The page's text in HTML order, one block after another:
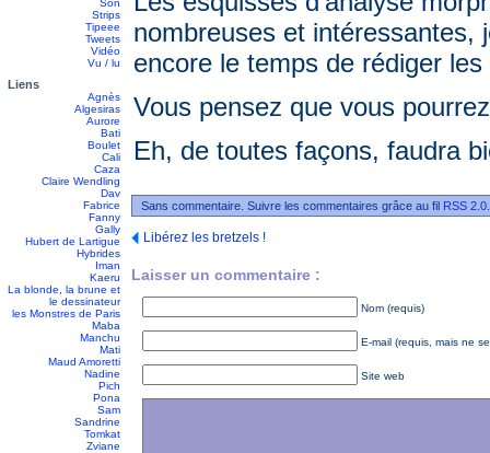
Son
Strips
Tipeee
Tweets
Vidéo
Vu / lu
Liens
Agnès
Algesiras
Aurore
Bati
Boulet
Cali
Caza
Claire Wendling
Dav
Fabrice
Fanny
Gally
Hubert de Lartigue
Hybrides
Iman
Kaeru
La blonde, la brune et
le dessinateur
les Monstres de Paris
Maba
Manchu
Mati
Maud Amoretti
Nadine
Pich
Pona
Sam
Sandrine
Tomkat
Zviane
nombreuses et intéressantes,
encore le temps de rédiger
Vous pensez que vous
Eh, de toutes façons, faudra
Sans commentaire. Suivre les commentaires grâce au fil RSS 2.0
Libérez les bretzels !
Laisser un commentaire :
Nom (requis)
E-mail (requis, mais ne
Site web